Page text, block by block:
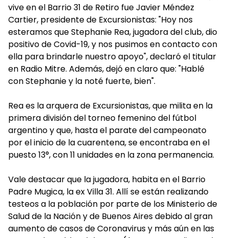
vive en el Barrio 31 de Retiro fue Javier Méndez
Cartier, presidente de Excursionistas: "Hoy nos
esteramos que Stephanie Rea, jugadora del club, dio
positivo de Covid-19, y nos pusimos en contacto con
ella para brindarle nuestro apoyo", declaró el titular
en Radio Mitre. Además, dejó en claro que: "Hablé
con Stephanie y la noté fuerte, bien".
Rea es la arquera de Excursionistas, que milita en la
primera división del torneo femenino del fútbol
argentino y que, hasta el parate del campeonato
por el inicio de la cuarentena, se encontraba en el
puesto 13°, con 11 unidades en la zona permanencia.
Vale destacar que la jugadora, habita en el Barrio
Padre Mugica, la ex Villa 31. Allí se están realizando
testeos a la población por parte de los Ministerio de
Salud de la Nación y de Buenos Aires debido al gran
aumento de casos de Coronavirus y más aún en las